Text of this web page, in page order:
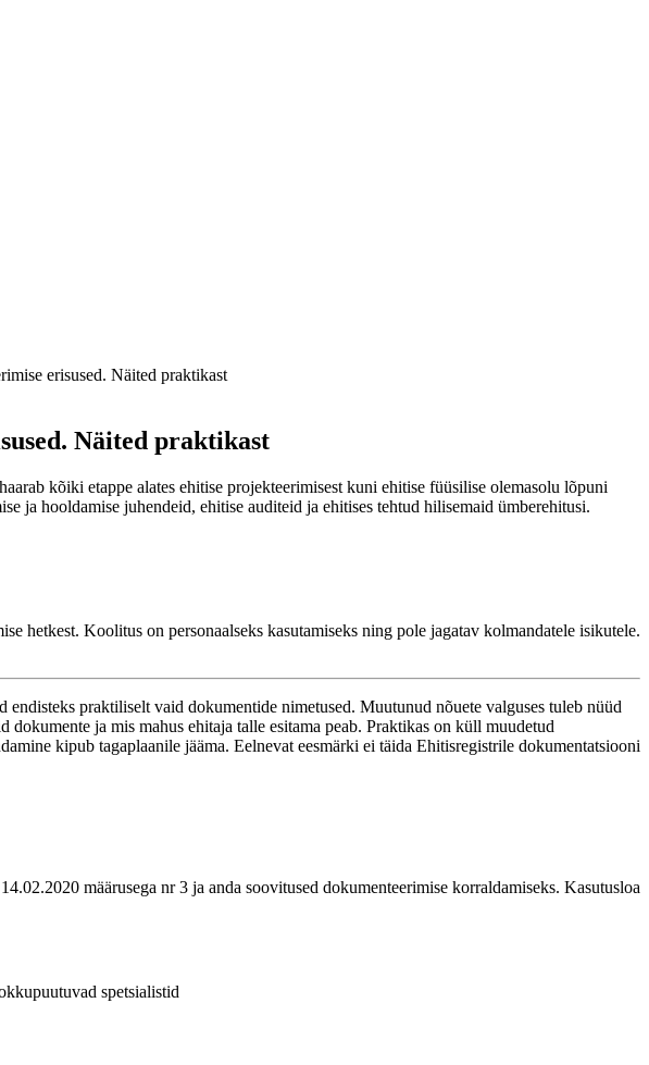
erisused. Näited praktikast
Näited praktikast
kõiki etappe alates ehitise projekteerimisest kuni ehitise füüsilise olemasolu lõpuni
ja hooldamise juhendeid, ehitise auditeid ja ehitises tehtud hilisemaid ümberehitusi.
hetkest. Koolitus on personaalseks kasutamiseks ning pole jagatav kolmandatele isikutele.
praktiliselt vaid dokumentide nimetused. Muutunud nõuete valguses tuleb nüüd
ja mis mahus ehitaja talle esitama peab. Praktikas on küll muudetud
kipub tagaplaanile jääma. Eelnevat eesmärki ei täida Ehitisregistrile dokumentatsiooni
määrusega nr 3 ja anda soovitused dokumenteerimise korraldamiseks. Kasutusloa
spetsialistid